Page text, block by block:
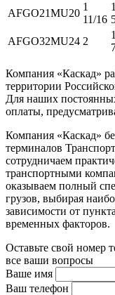
AFGO21MU20
1
11/16
1
AFGO32MU24 2
1
Компания «Каскад»
территории
Для наших
оплаты,
Компания «Каскад»
терминалов
сотрудничаем
транспортными
оказываем полный
грузов, выбирая
зависимости от
временных факторов.
Оставьте свой номер
все ваши вопросы
Ваше имя
Ваш телефон